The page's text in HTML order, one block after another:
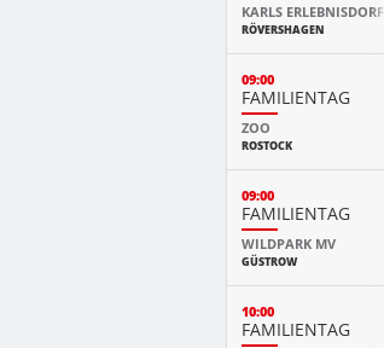
KARLS ERLEBNISDORF
RÖVERSHAGEN
09:00
FAMILIENTAG
ZOO
ROSTOCK
09:00
FAMILIENTAG
WILDPARK MV
GÜSTROW
10:00
FAMILIENTAG